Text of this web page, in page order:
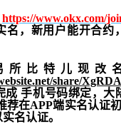
https://www.okx.com/
名，新用户能开合约，
所比特儿现改
share/
成 手机号码绑定，大
荐在APP端实名认证
名认证。